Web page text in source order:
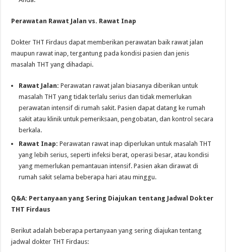
Perawatan Rawat Jalan vs. Rawat Inap
Dokter THT Firdaus dapat memberikan perawatan baik rawat jalan
maupun rawat inap, tergantung pada kondisi pasien dan jenis
masalah THT yang dihadapi.
Rawat Jalan: Perawatan rawat jalan biasanya diberikan untuk
masalah THT yang tidak terlalu serius dan tidak memerlukan
perawatan intensif di rumah sakit. Pasien dapat datang ke rumah
sakit atau klinik untuk pemeriksaan, pengobatan, dan kontrol secara
berkala.
Rawat Inap: Perawatan rawat inap diperlukan untuk masalah THT
yang lebih serius, seperti infeksi berat, operasi besar, atau kondisi
yang memerlukan pemantauan intensif. Pasien akan dirawat di
rumah sakit selama beberapa hari atau minggu.
Q&A: Pertanyaan yang Sering Diajukan tentang Jadwal Dokter
THT Firdaus
Berikut adalah beberapa pertanyaan yang sering diajukan tentang
jadwal dokter THT Firdaus: